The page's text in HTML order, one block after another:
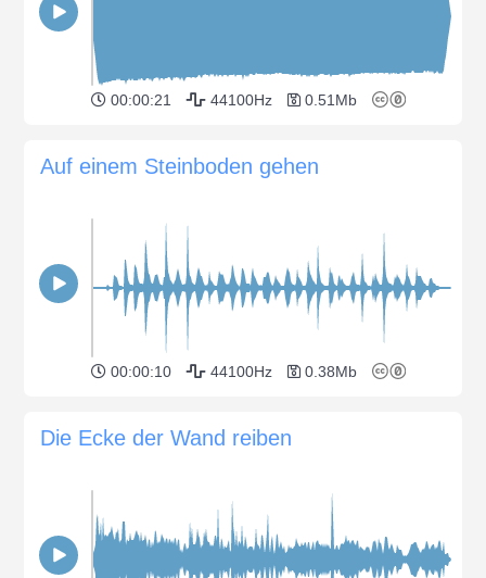
00:00:21 44100Hz 0.51Mb
Auf einem Steinboden gehen
00:00:10 44100Hz 0.38Mb
Die Ecke der Wand reiben